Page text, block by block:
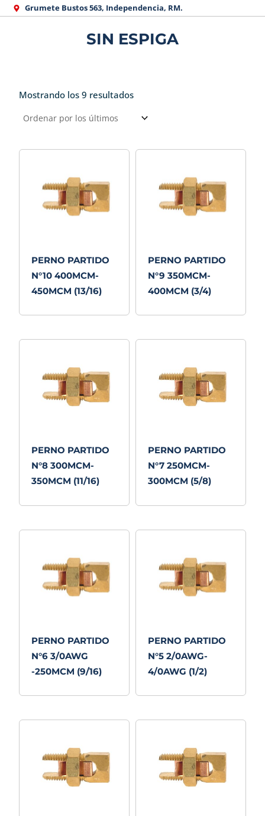
Grumete Bustos 563, Independencia, RM.
SIN ESPIGA
Mostrando los 9 resultados
los
PERNO PARTIDO
N°10 400MCM-
450MCM (13/16)
PERNO PARTIDO
N°9 350MCM-
400MCM (3/4)
PERNO PARTIDO
N°8 300MCM-
350MCM (11/16)
PERNO PARTIDO
N°7 250MCM-
300MCM (5/8)
PERNO PARTIDO
N°6 3/0AWG
-250MCM (9/16)
PERNO PARTIDO
N°5 2/0AWG-
4/0AWG (1/2)